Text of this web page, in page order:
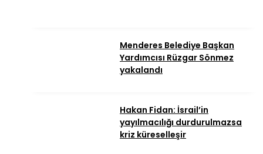
Menderes Belediye Başkan
Yardımcısı Rüzgar Sönmez
yakalandı
Hakan Fidan: İsrail’in
yayılmacılığı durdurulmazsa
kriz küreselleşir